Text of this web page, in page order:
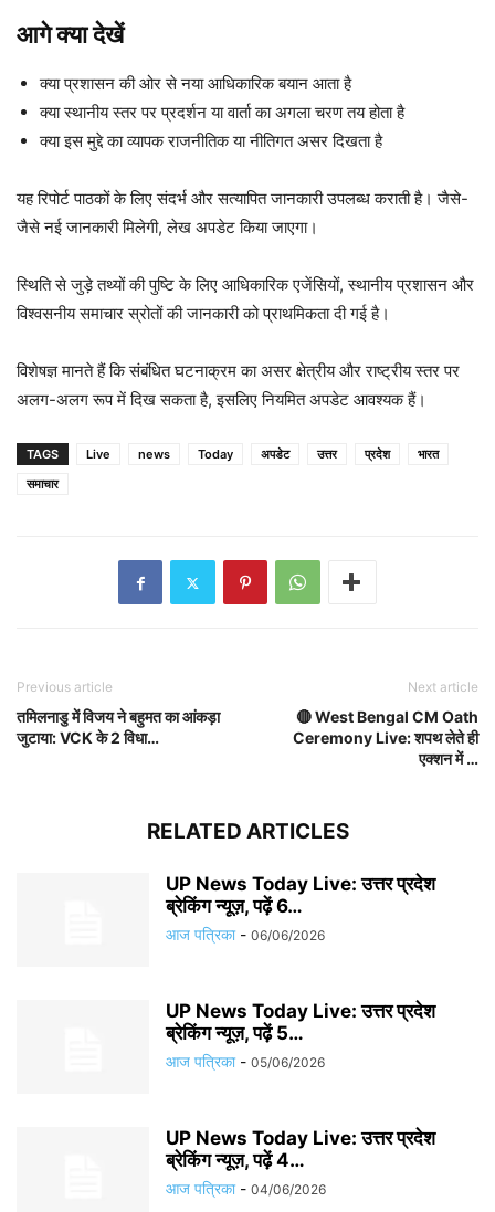
आगे क्या देखें
क्या प्रशासन की ओर से नया आधिकारिक बयान आता है
क्या स्थानीय स्तर पर प्रदर्शन या वार्ता का अगला चरण तय होता है
क्या इस मुद्दे का व्यापक राजनीतिक या नीतिगत असर दिखता है
यह रिपोर्ट पाठकों के लिए संदर्भ और सत्यापित जानकारी उपलब्ध कराती है। जैसे-
जैसे नई जानकारी मिलेगी, लेख अपडेट किया जाएगा।
स्थिति से जुड़े तथ्यों की पुष्टि के लिए आधिकारिक एजेंसियों, स्थानीय प्रशासन और
विश्वसनीय समाचार स्रोतों की जानकारी को प्राथमिकता दी गई है।
विशेषज्ञ मानते हैं कि संबंधित घटनाक्रम का असर क्षेत्रीय और राष्ट्रीय स्तर पर
अलग-अलग रूप में दिख सकता है, इसलिए नियमित अपडेट आवश्यक हैं।
TAGS Live news Today अपडेट उत्तर प्रदेश
भारत
समाचार
Previous article
तमिलनाडु में विजय ने बहुमत का आंकड़ा
जुटाया: VCK के 2 विधा…
Next article
🔴 West Bengal CM Oath
Ceremony Live: शपथ लेते ही
एक्शन में …
RELATED ARTICLES
UP News Today Live: उत्तर प्रदेश
ब्रेकिंग न्यूज़, पढ़ें 6…
आज पत्रिका - 06/06/2026
UP News Today Live: उत्तर प्रदेश
ब्रेकिंग न्यूज़, पढ़ें 5…
आज पत्रिका - 05/06/2026
UP News Today Live: उत्तर प्रदेश
ब्रेकिंग न्यूज़, पढ़ें 4…
आज पत्रिका - 04/06/2026